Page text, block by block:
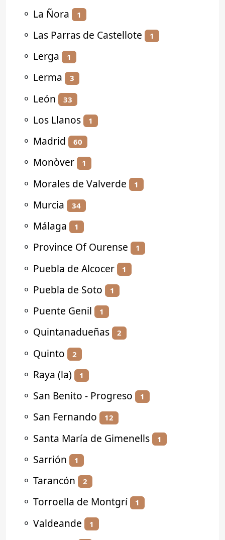
⚬ La Ñora 1
⚬ Las Parras de Castellote 1
⚬ Lerga 1
⚬ Lerma 3
⚬ León 33
⚬ Los Llanos 1
⚬ Madrid 60
⚬ Monòver 1
⚬ Morales de Valverde 1
⚬ Murcia 34
⚬ Málaga 1
⚬ Province Of Ourense 1
⚬ Puebla de Alcocer 1
⚬ Puebla de Soto 1
⚬ Puente Genil 1
⚬ Quintanadueñas 2
⚬ Quinto 2
⚬ Raya (la) 1
⚬ San Benito - Progreso 1
⚬ San Fernando 12
⚬ Santa María de Gimenells 1
⚬ Sarrión 1
⚬ Tarancón 2
⚬ Torroella de Montgrí 1
⚬ Valdeande 1